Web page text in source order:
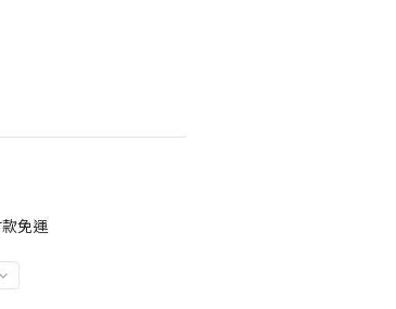
免運